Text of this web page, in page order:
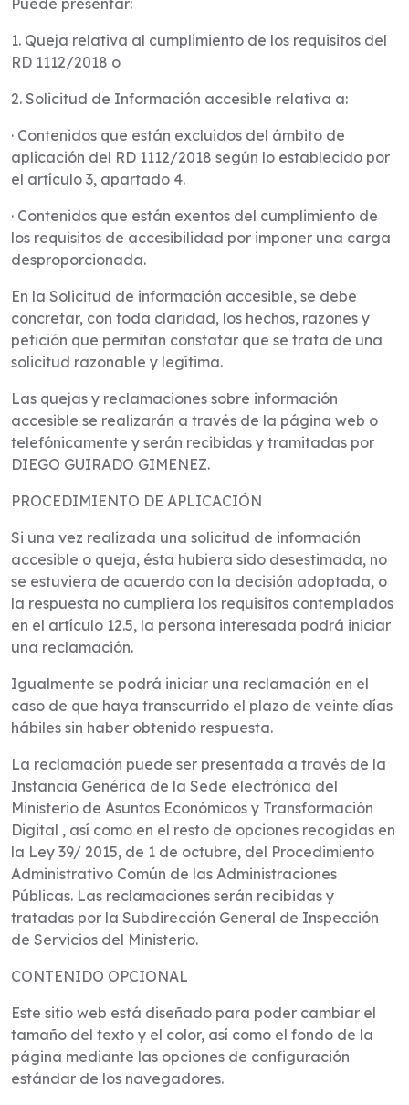
Puede presentar:
1. Queja relativa al cumplimiento de los requisitos del
RD 1112/2018 o
2. Solicitud de Información accesible relativa a:
· Contenidos que están excluidos del ámbito de
aplicación del RD 1112/2018 según lo establecido por
el artículo 3, apartado 4.
· Contenidos que están exentos del cumplimiento de
los requisitos de accesibilidad por imponer una carga
desproporcionada.
En la Solicitud de información accesible, se debe
concretar, con toda claridad, los hechos, razones y
petición que permitan constatar que se trata de una
solicitud razonable y legítima.
Las quejas y reclamaciones sobre información
accesible se realizarán a través de la página web o
telefónicamente y serán recibidas y tramitadas por
DIEGO GUIRADO GIMENEZ.
PROCEDIMIENTO DE APLICACIÓN
Si una vez realizada una solicitud de información
accesible o queja, ésta hubiera sido desestimada, no
se estuviera de acuerdo con la decisión adoptada, o
la respuesta no cumpliera los requisitos contemplados
en el artículo 12.5, la persona interesada podrá iniciar
una reclamación.
Igualmente se podrá iniciar una reclamación en el
caso de que haya transcurrido el plazo de veinte días
hábiles sin haber obtenido respuesta.
La reclamación puede ser presentada a través de la
Instancia Genérica de la Sede electrónica del
Ministerio de Asuntos Económicos y Transformación
Digital , así como en el resto de opciones recogidas en
la Ley 39/ 2015, de 1 de octubre, del Procedimiento
Administrativo Común de las Administraciones
Públicas. Las reclamaciones serán recibidas y
tratadas por la Subdirección General de Inspección
de Servicios del Ministerio.
CONTENIDO OPCIONAL
Este sitio web está diseñado para poder cambiar el
tamaño del texto y el color, así como el fondo de la
página mediante las opciones de configuración
estándar de los navegadores.